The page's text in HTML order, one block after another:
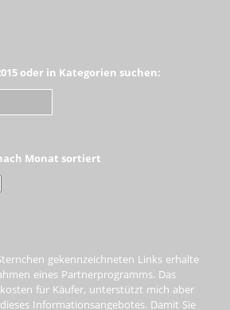
oder in Kategorien suchen:
Monat sortiert
gekennzeichneten Links erhalte
eines Partnerprogramms. Das
für Käufer, unterstützt mich aber
Informationsangebotes. Damit Sie